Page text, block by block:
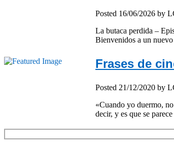
Posted 16/06/2026 by
La butaca perdida –
Bienvenidos a un
Frases de
Posted 21/12/2020 by
«Cuando yo duermo,
decir, y es que se